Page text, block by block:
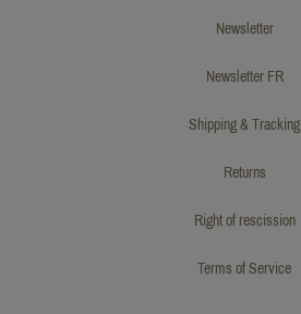
Newsletter
Newsletter FR
Shipping & Tracking
Returns
Right of rescission
Terms of Service